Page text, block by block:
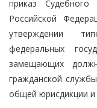
приказ
Российской
утверждении
федеральных
замещающих
гражданской
общей юрисдикции